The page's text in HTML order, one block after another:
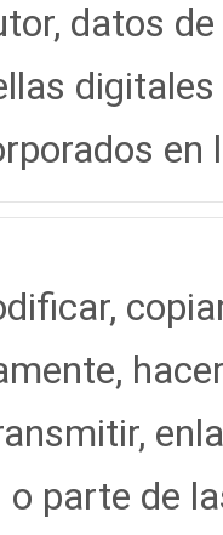
datos
en
parte de